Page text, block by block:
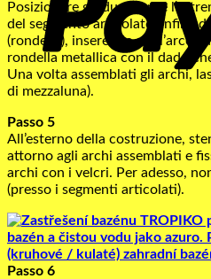
Posizionare gradualmente
del segmento articolato,
(rondella), inserendo poi l’arco
rondella metallica con il dado
Una volta assemblati gli archi,
di mezzaluna).
Passo 5
All’esterno della costruzione,
attorno agli archi assemblati e
archi con i velcri. Per adesso,
(presso i segmenti articolati).
Passo 6